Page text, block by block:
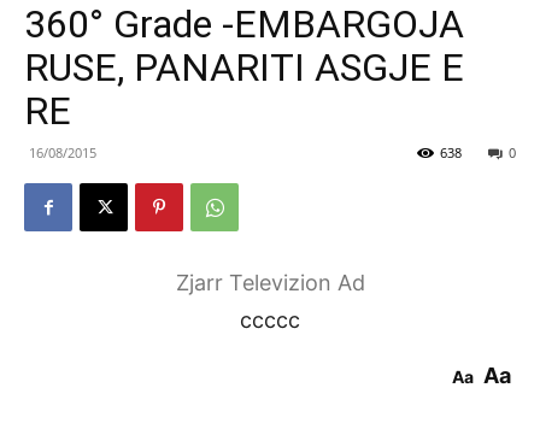
360° Grade -EMBARGOJA
RUSE, PANARITI ASGJE E
RE
16/08/2015 0
638
Zjarr Televizion Ad
ccccc
Aa Aa